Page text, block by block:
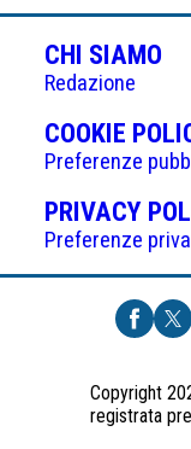
CHI SIAMO
Redazione
COOKIE
Preferenze
PRIVACY
Preferenze
Copyright
registrata